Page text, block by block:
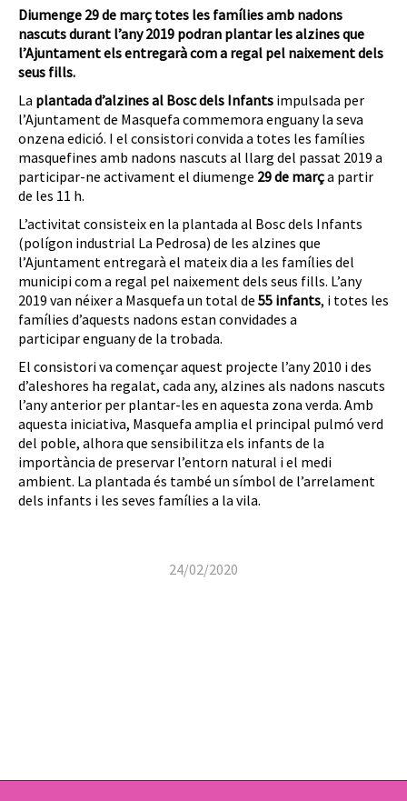
Diumenge 29 de març totes les famílies amb nadons
nascuts durant l’any 2019 podran plantar les alzines que
l’Ajuntament els entregarà com a regal pel naixement dels
seus fills.
La plantada d’alzines al Bosc dels Infants impulsada per
l’Ajuntament de Masquefa commemora enguany la seva
onzena edició. I el consistori convida a totes les famílies
masquefines amb nadons nascuts al llarg del passat 2019 a
participar-ne activament el diumenge 29 de marça partir
de les 11 h.
L’activitat consisteix en la plantada al Bosc dels Infants
(polígon industrial La Pedrosa) de les alzines que
l’Ajuntament entregarà el mateix dia a les famílies del
municipi com a regal pel naixement dels seus fills. L’any
2019 van néixer a Masquefa un total de 55 infants, i totes les
famílies d’aquests nadons estan convidades a
participar enguany de la trobada.
El consistori va començar aquest projecte l’any 2010 i des
d’aleshores ha regalat, cada any, alzines als nadons nascuts
l’any anterior per plantar-les en aquesta zona verda. Amb
aquesta iniciativa, Masquefa amplia el principal pulmó verd
del poble, alhora que sensibilitza els infants de la
importància de preservar l’entorn natural i el medi
ambient. La plantada és també un símbol de l’arrelament
dels infants i les seves famílies a la vila.
24/02/2020